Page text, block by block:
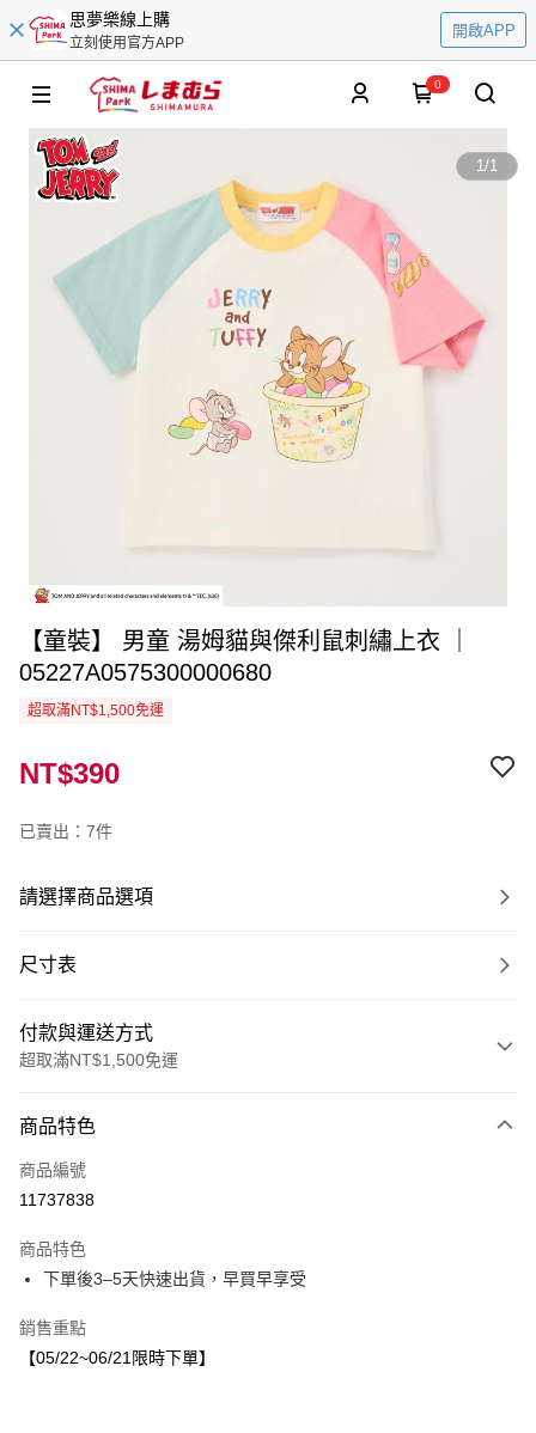
思夢樂線上購
立刻使用官方APP
開啟APP
0
1/1
【童裝】 男童 湯姆貓與傑利鼠刺繡上衣 ｜
05227A0575300000680
超取滿NT$1,500免運
NT$390
已賣出：7件
請選擇商品選項
尺寸表
付款與運送方式
超取滿NT$1,500免運
信用卡一次付款
LINE Pay
街口支付
悠遊付
商品特色
商品編號
11737838
商品特色
下單後3–5天快速出貨，早買早享受
銷售重點
【05/22~06/21限時下單】